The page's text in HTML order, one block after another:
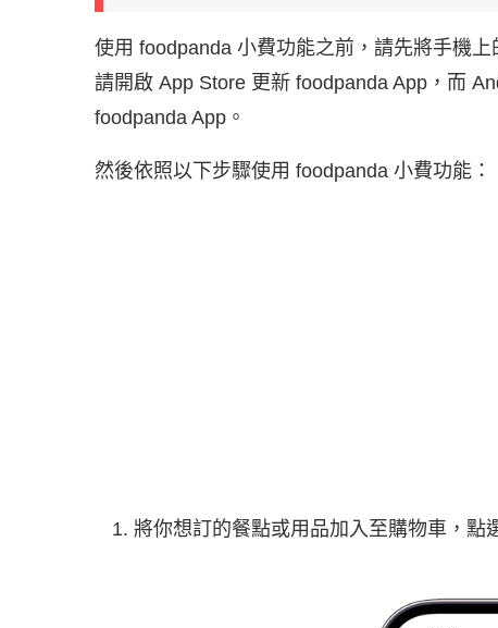
使用 foodpanda 小費功能之前，請先將手機上
請開啟 App Store 更新 foodpanda App，而
foodpanda App。
然後依照以下步驟使用 foodpanda 小費功能：
將你想訂的餐點或用品加入至購物車，點